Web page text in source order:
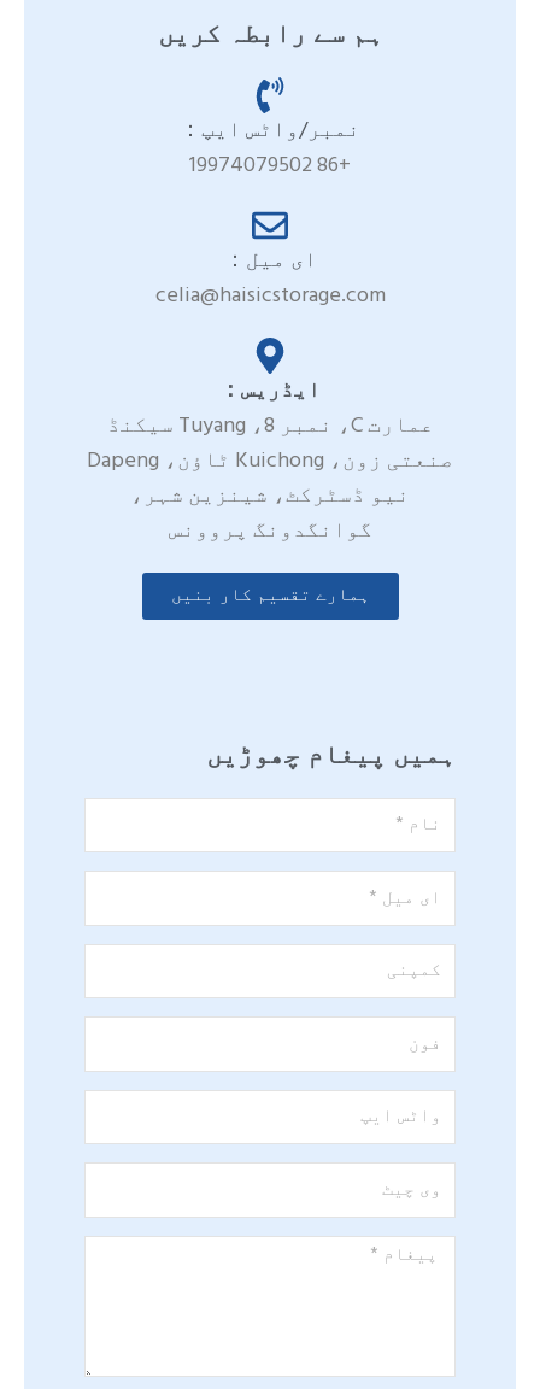
ہم سے رابطہ کریں
نمبر/واٹس ایپ：
+86 19974079502
ای میل：
celia@haisicstorage.com
ایڈریس：
عمارت C، نمبر 8، Tuyang سیکنڈ
صنعتی زون، Kuichong ٹاؤن، Dapeng
نیو ڈسٹرکٹ، شینزین شہر،
گوانگدونگ پروونس
ہمارے تقسیم کار بنیں
ہمیں پیغام چھوڑیں
نام
*
ای
میل
* کمپنی
فون
واٹس
ایپ
چیٹ
پیغام